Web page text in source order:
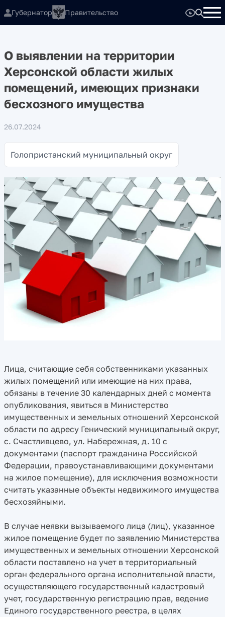
Губернатор Правительство
О выявлении на территории
Херсонской области жилых
помещений, имеющих признаки
бесхозного имущества
26.07.2024
Голопристанский муниципальный округ
Лица, считающие себя собственниками указанных
жилых помещений или имеющие на них права,
обязаны в течение 30 календарных дней с момента
опубликования, явиться в Министерство
имущественных и земельных отношений Херсонской
области по адресу Генический муниципальный округ,
с. Счастливцево, ул. Набережная, д. 10 с
документами (паспорт гражданина Российской
Федерации, правоустанавливающими документами
на жилое помещение), для исключения возможности
считать указанные объекты недвижимого имущества
бесхозяйными.
В случае неявки вызываемого лица (лиц), указанное
жилое помещение будет по заявлению Министерства
имущественных и земельных отношении Херсонской
области поставлено на учет в территориальный
орган федерального органа исполнительной власти,
осуществляющего государственный кадастровый
учет, государственную регистрацию прав, ведение
Единого государственного реестра, в целях